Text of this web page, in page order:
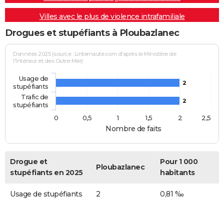
Villes avec le plus de violence intrafamiliale
Drogues et stupéfiants à Ploubazlanec
Nombre de faits
Données 2025 (source : Linternaute.com d'après le Ministère de
l'Intérieur et des Outre-Mer)
2
2
Usage de
stupéfiants
Trafic de
stupéfiants
0
0,5 1 1,5 2 2,5
Drogue et
stupéfiants en 2025
Ploubazlanec
Pour 1 000
habitants
Usage de stupéfiants 2 0,81 ‰